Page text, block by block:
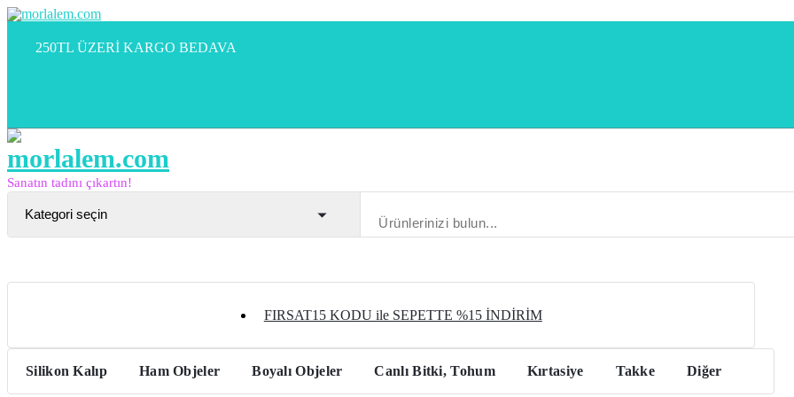
İçeriğe
250TL ÜZERİ KARGO BEDAVA
Sanatın tadını çıkartın!
FIRSAT15 KODU ile SEPETTE %15 İNDİRİM
Silikon Kalıp Ham Objeler Boyalı Objeler Canlı Bitki, Tohum Kırtasiye Takke Diğer